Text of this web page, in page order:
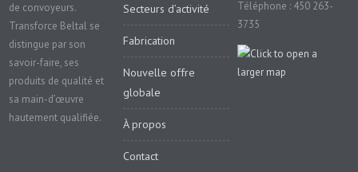
de convoyeurs.
Transforce Beltal se
distingue par son
savoir-faire, ses
produits de qualité et
sa main-d’œuvre
hautement qualifiée.
Secteurs d’activité
Fabrication
Nouvelle offre
globale
À propos
Contact
Téléphone : 450 263-
3735